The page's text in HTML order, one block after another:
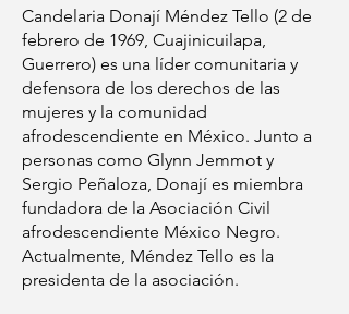
Candelaria Donají Méndez Tello (2 de
febrero de 1969, Cuajinicuilapa,
Guerrero) es una líder comunitaria y
defensora de los derechos de las
mujeres y la comunidad
afrodescendiente en México. Junto a
personas como Glynn Jemmot y
Sergio Peñaloza, Donají es miembra
fundadora de la Asociación Civil
afrodescendiente México Negro.
Actualmente, Méndez Tello es la
presidenta de la asociación.